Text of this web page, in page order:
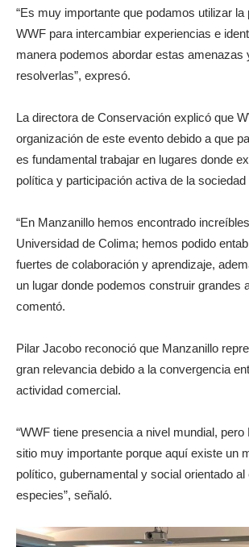
“Es muy importante que podamos utilizar la
WWF para intercambiar experiencias e
manera podemos abordar estas amenazas
resolverlas”, expresó.
La directora de Conservación explicó que
organización de este evento debido a que
es fundamental trabajar en lugares donde
política y participación activa de la sociedad
“En Manzanillo hemos encontrado
Universidad de Colima; hemos podido
fuertes de colaboración y aprendizaje,
un lugar donde podemos construir grandes
comentó.
Pilar Jacobo reconoció que Manzanillo
gran relevancia debido a la convergencia
actividad comercial.
“WWF tiene presencia a nivel mundial,
sitio muy importante porque aquí existe un
político, gubernamental y social orientado al
especies”, señaló.